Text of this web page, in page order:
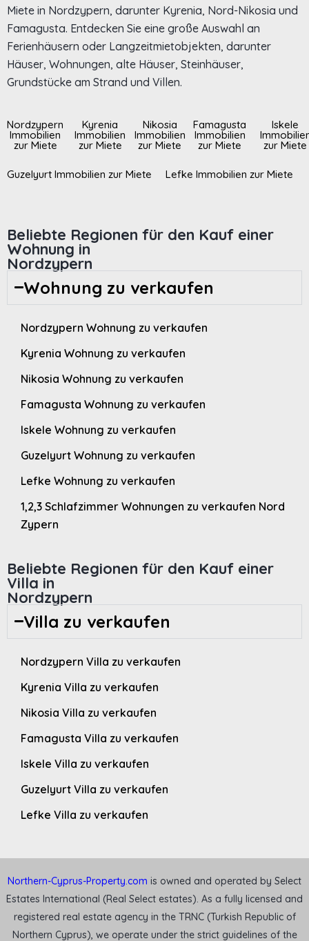
Miete in Nordzypern, darunter Kyrenia, Nord-Nikosia und
Famagusta. Entdecken Sie eine große Auswahl an
Ferienhäusern oder Langzeitmietobjekten, darunter
Häuser, Wohnungen, alte Häuser, Steinhäuser,
Grundstücke am Strand und Villen.
Nordzypern
Immobilien
zur Miete
Kyrenia
Immobilien
zur Miete
Nikosia
Immobilien
zur Miete
Famagusta
Immobilien
zur Miete
Iskele
zur Miete
Guzelyurt Immobilien zur Miete Lefke Immobilien zur Miete
Beliebte Regionen für den Kauf einer
Wohnung in
Nordzypern
Wohnung zu verkaufen
Nordzypern Wohnung zu verkaufen
Kyrenia Wohnung zu verkaufen
Nikosia Wohnung zu verkaufen
Famagusta Wohnung zu verkaufen
Iskele Wohnung zu verkaufen
Guzelyurt Wohnung zu verkaufen
Lefke Wohnung zu verkaufen
1,2,3 Schlafzimmer Wohnungen zu verkaufen Nord
Zypern
Beliebte Regionen für den Kauf einer
Villa in
Nordzypern
Villa zu verkaufen
Nordzypern Villa zu verkaufen
Kyrenia Villa zu verkaufen
Nikosia Villa zu verkaufen
Famagusta Villa zu verkaufen
Iskele Villa zu verkaufen
Guzelyurt Villa zu verkaufen
Lefke Villa zu verkaufen
Northern-Cyprus-Property.com is owned and operated by Select
Estates International (Real Select estates). As a fully licensed and
registered real estate agency in the TRNC (Turkish Republic of
Northern Cyprus), we operate under the strict guidelines of the